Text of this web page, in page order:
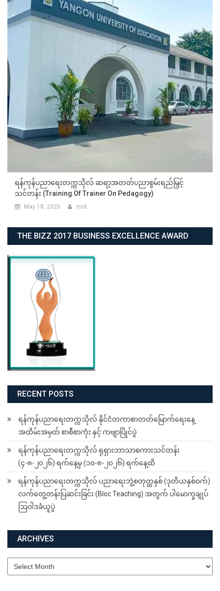
ရန်ကုန်ပညာရေးတက္ကသိုလ် ဆရာ့အတတ်ပညာစွမ်းရည်မြှင့်
သင်တန်း (Training Of Trainer On Pedagogy)
May 18, 2026 root
THE BIZZ 2017 BUSINESS EXCELLENCE AWARD
RECENT POSTS
ရန်ကုန်ပညာရေးတက္ကသိုလ် နိုင်ငံတကာစာတတ်မြောက်ရေးနေ့
အထိမ်းအမှတ် စာစီစာကုံး နှင့် ကဗျာပြိုင်ပွဲ
ရန်ကုန်ပညာရေးတက္ကသိုလ် ရုရှားဘာသာစကားသင်တန်း
(၄-၈-၂၀၂၆) ရက်နေ့မှ (၁၀-၈-၂၀၂၆) ရက်နေ့ထိ
ရန်ကုန်ပညာရေးတက္ကသိုလ် ပညာရေးဘွဲ့စတုတ္ထနှစ် (ဒုတိယနှစ်ဝက်)
လက်တွေ့တန်းပြဆင်းခြင်း (Bloc Teaching) အတွက် ပါမောက္ခချုပ်
ဩဝါဒခံယူပွဲ
ARCHIVES
Archives